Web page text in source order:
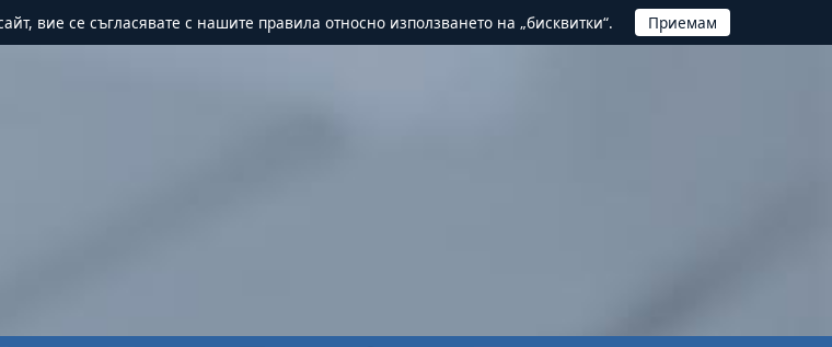
вие се съгласявате с нашите правила относно използването на „бисквитки“.